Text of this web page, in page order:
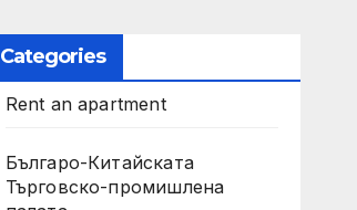
Categories
Rent an apartment
Българо-Китайската
Търговско-промишлена